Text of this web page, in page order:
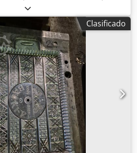
Clasificado